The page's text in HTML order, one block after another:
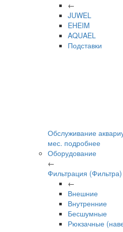
←
JUWEL
EHEIM
AQUAEL
Подставки
Обслуживание
мес. подробнее
Оборудование
←
Фильтрация (Фильтра)
←
Внешние
Внутренние
Бесшумные
Рюкзачные